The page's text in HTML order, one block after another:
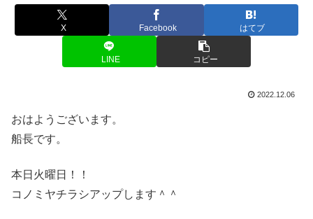
X Facebook はてブ
LINE コピー
2022.12.06
おはようございます。
船長です。
本日火曜日！！
コノミヤチラシアップします＾＾